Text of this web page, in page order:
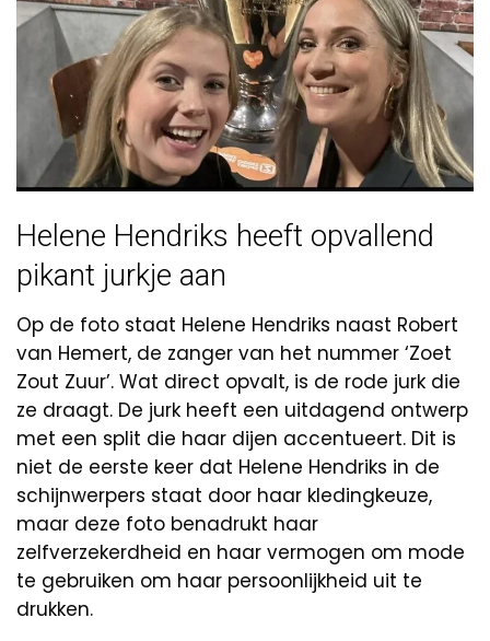
Helene Hendriks heeft opvallend
pikant jurkje aan
Op de foto staat Helene Hendriks naast Robert
van Hemert, de zanger van het nummer ‘Zoet
Zout Zuur’. Wat direct opvalt, is de rode jurk die
ze draagt. De jurk heeft een uitdagend ontwerp
met een split die haar dijen accentueert. Dit is
niet de eerste keer dat Helene Hendriks in de
schijnwerpers staat door haar kledingkeuze,
maar deze foto benadrukt haar
zelfverzekerdheid en haar vermogen om mode
te gebruiken om haar persoonlijkheid uit te
drukken.